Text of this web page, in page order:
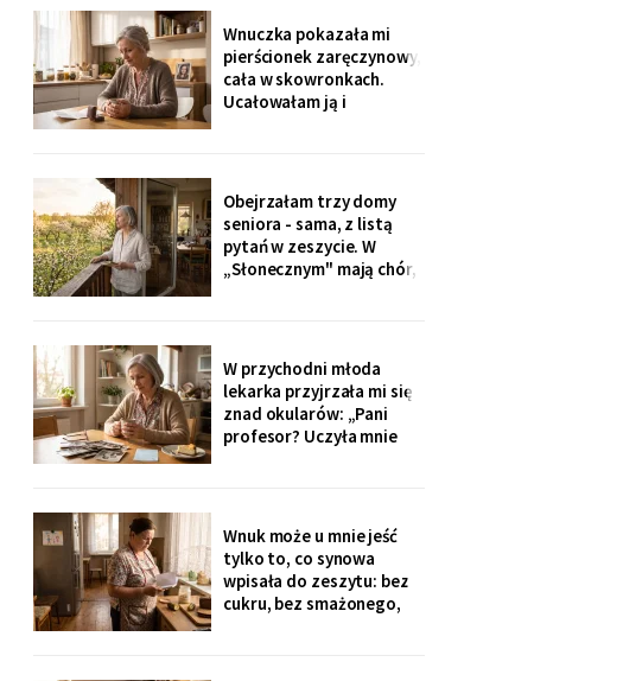
prezent ślubny".
Wieczorem zadzwonił i
długo milczał w
słuchawce - pierwszy raz
od lat
Wnuczka pokazała mi
pierścionek zaręczynowy,
cała w skowronkach.
Ucałowałam ją i
go nie zamykaj". Zdziwiła
się, mama się obruszyła.
Kiedyś zrozumie - ja
zrozumiałam o
czterdzieści lat za
Obejrzałam trzy domy
seniora - sama, z listą
pytań w zeszycie. W
„Słonecznym" mają chór,
widokiem na sad i
podpisałam papiery.
Dzieciom powiem po
fakcie - niech raz
dowiedzą się ostatnie.
W przychodni młoda
lekarka przyjrzała mi się
znad okularów: „Pani
profesor? Uczyła mnie
ucałowała w oba policzki.
Córka wieczorem
zapytała tylko, czy przy
okazji wzięłam receptę
na
Wnuk może u mnie jeść
tylko to, co synowa
wpisała do zeszytu: bez
cukru, bez smażonego,